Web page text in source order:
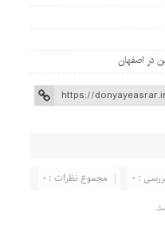
مجموع نظرات : 0 : 0